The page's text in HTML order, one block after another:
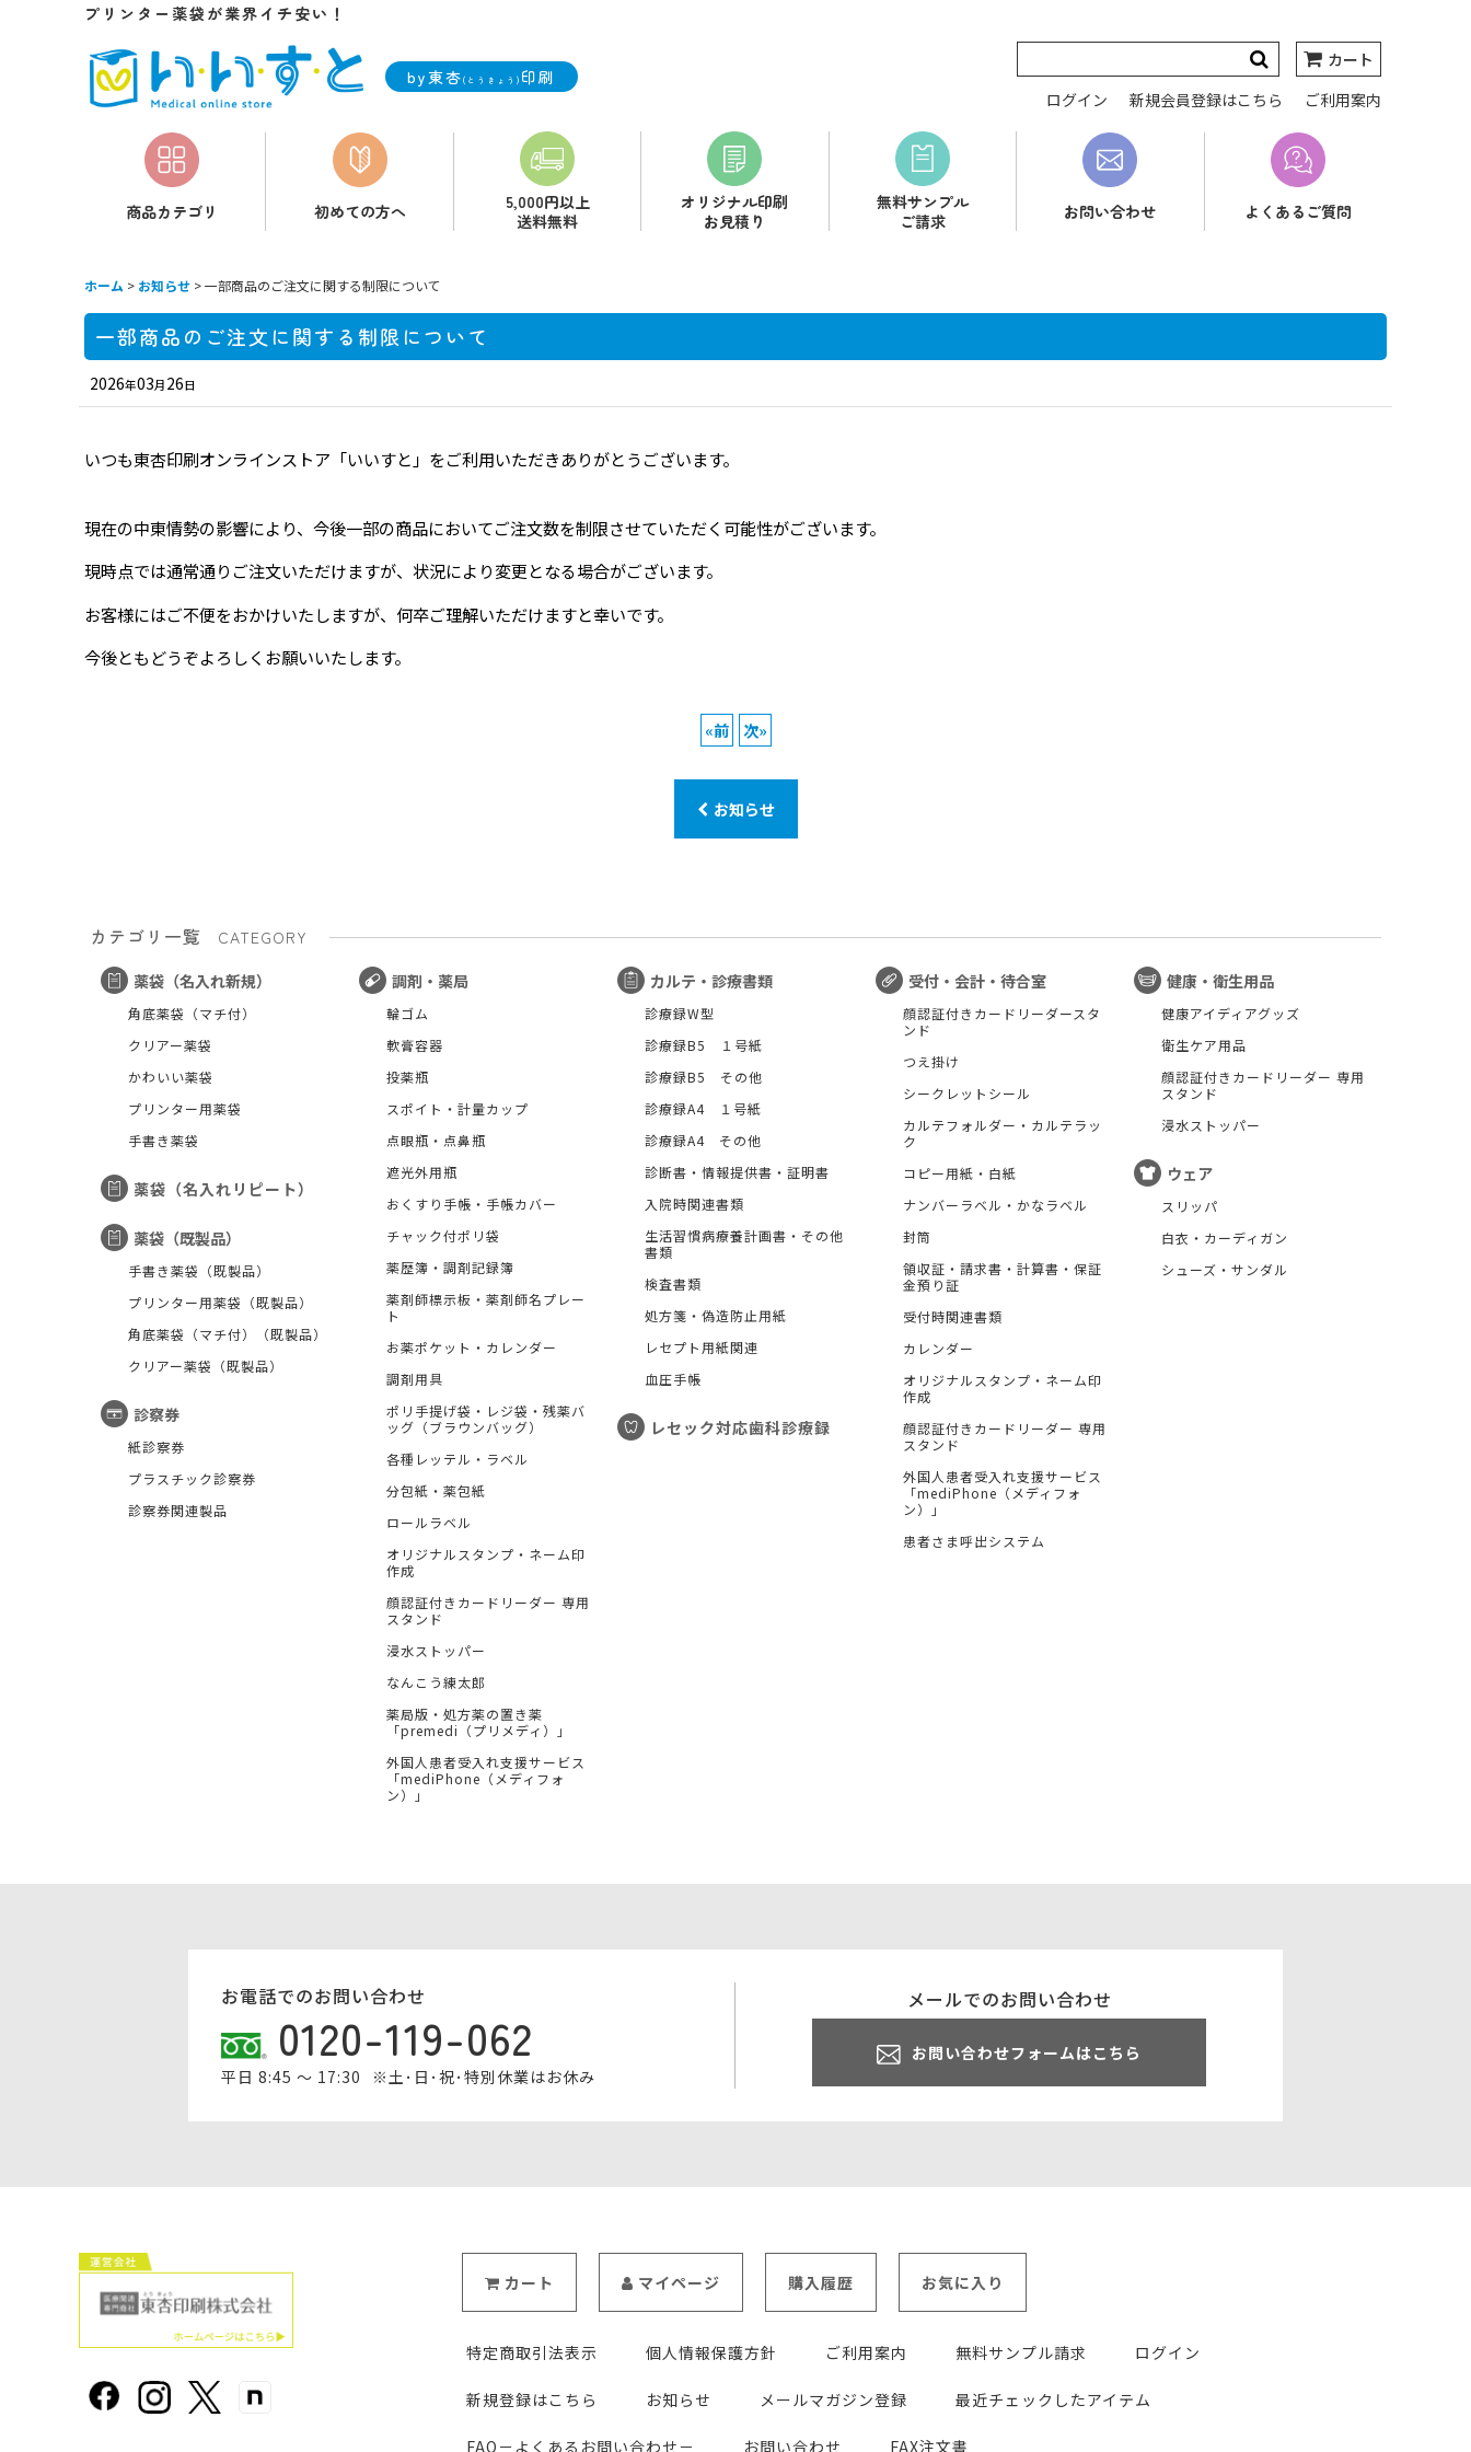
プリンター薬袋が業界イチ安い！
by東杏 (とうきょう) 印刷
カート
ログイン
新規会員登録はこちら ご利用案内
商品カテゴリ 初めての方へ
5,000円以上
送料無料
オリジナル印刷
お見積り
無料サンプル
ご請求
お問い合わせ よくあるご質問
ホーム > お知らせ >一部商品のご注文に関する制限について
一部商品のご注文に関する制限について
2026年03月26日
いつも東杏印刷オンラインストア「いいすと」をご利用いただきありがとうございます。
現在の中東情勢の影響により、今後一部の商品においてご注文数を制限させていただく可能性がございます。
現時点では通常通りご注文いただけますが、状況により変更となる場合がございます。
お客様にはご不便をおかけいたしますが、何卒ご理解いただけますと幸いです。
今後ともどうぞよろしくお願いいたします。
«前 次»
お知らせ
カテゴリ一覧
CATEGORY
薬袋（名入れ新規）
角底薬袋（マチ付）
クリアー薬袋
かわいい薬袋
プリンター用薬袋
手書き薬袋
薬袋（名入れリピート）
薬袋（既製品）
手書き薬袋（既製品）
プリンター用薬袋（既製品）
角底薬袋（マチ付）（既製品）
クリアー薬袋（既製品）
診察券
紙診察券
プラスチック診察券
診察券関連製品
調剤・薬局
輪ゴム
軟膏容器
投薬瓶
スポイト・計量カップ
点眼瓶・点鼻瓶
遮光外用瓶
おくすり手帳・手帳カバー
チャック付ポリ袋
薬歴簿・調剤記録簿
薬剤師標示板・薬剤師名プレー
ト
お薬ポケット・カレンダー
調剤用具
ポリ手提げ袋・レジ袋・残薬バ
ッグ（ブラウンバッグ）
各種レッテル・ラベル
分包紙・薬包紙
ロールラベル
オリジナルスタンプ・ネーム印
作成
顔認証付きカードリーダー 専用
スタンド
浸水ストッパー
なんこう練太郎
薬局版・処方薬の置き薬
「premedi（プリメディ）」
外国人患者受入れ支援サービス
「mediPhone（メディフォ
ン）」
カルテ・診療書類
診療録W型
診療録B5 １号紙
診療録B5 その他
診療録A4 １号紙
診療録A4 その他
診断書・情報提供書・証明書
入院時関連書類
生活習慣病療養計画書・その他
書類
検査書類
処方箋・偽造防止用紙
レセプト用紙関連
血圧手帳
レセック対応歯科診療録
受付・会計・待合室
顔認証付きカードリーダースタ
ンド
つえ掛け
シークレットシール
カルテフォルダー・カルテラッ
ク
コピー用紙・白紙
ナンバーラベル・かなラベル
封筒
領収証・請求書・計算書・保証
金預り証
受付時関連書類
カレンダー
オリジナルスタンプ・ネーム印
作成
顔認証付きカードリーダー 専用
スタンド
外国人患者受入れ支援サービス
「mediPhone（メディフォ
ン）」
患者さま呼出システム
健康・衛生用品
健康アイディアグッズ
衛生ケア用品
顔認証付きカードリーダー 専用
スタンド
浸水ストッパー
ウェア
スリッパ
白衣・カーディガン
シューズ・サンダル
お電話でのお問い合わせ
0120-119-062
平日 8:45 ～ 17:30 ※土･日･祝･特別休業はお休み
メールでのお問い合わせ
お問い合わせフォームはこちら
カート マイページ 購入履歴 お気に入り
特定商取引法表示 個人情報保護方針 ご利用案内 無料サンプル請求 ログイン
新規登録はこちら お知らせ メールマガジン登録 最近チェックしたアイテム
FAQ－よくあるお問い合わせ－ お問い合わせ FAX注文書